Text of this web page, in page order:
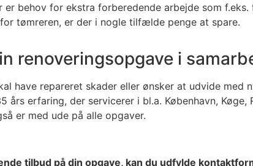
er behov for ekstra forberedende arbejde som
tømreren, er der i nogle tilfælde penge at spare.
renoveringsopgave i
have repareret skader eller ønsker at udvide
erfaring, der servicerer i bl.a. København,
er med ude på alle opgaver.
tilbud på din opgave, kan du udfylde